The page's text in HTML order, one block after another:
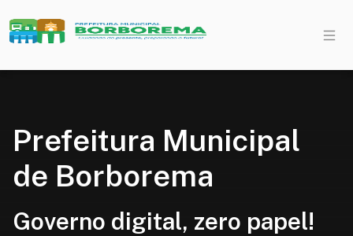
Prefeitura Municipal
de Borborema
Governo digital, zero papel!